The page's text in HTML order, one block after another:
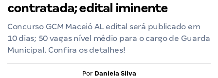
contratada; edital iminente
Concurso GCM Maceió AL edital será publicado em
10 dias; 50 vagas nível médio para o cargo de Guarda
Municipal. Confira os detalhes!
Por Daniela Silva